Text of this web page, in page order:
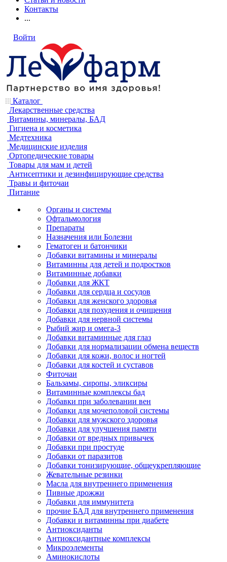
Контакты
...
Войти
Каталог
Лекарственные средства
Витамины, минералы, БАД
Гигиена и косметика
Медтехника
Медицинские изделия
Ортопедические товары
Товары для мам и детей
Антисептики и дезинфицирующие средства
Травы и фиточаи
Питание
Органы и системы
Офтальмология
Препараты
Назначения или Болезни
Гематоген и батончики
Добавки витамины и минералы
Витаминны для детей и подростков
Витаминные добавки
Добавки для ЖКТ
Добавки для сердца и сосудов
Добавки для женского здоровья
Добавки для похудения и очищения
Добавки для нервной системы
Рыбий жир и омега-3
Добавки витаминные для глаз
Добавки для нормализации обмена веществ
Добавки для кожи, волос и ногтей
Добавки для костей и суставов
Фиточаи
Бальзамы, сиропы, эликсиры
Витаминные комплексы бад
Добавки при заболевании вен
Добавки для мочеполовой системы
Добавки для мужского здоровья
Добавки для улучшения памяти
Добавки от вредных привычек
Добавки при простуде
Добавки от паразитов
Добавки тонизирующие, общеукрепляющие
Жевательные резинки
Масла для внутреннего применения
Пивные дрожжи
Добавки для иммунитета
прочие БАД для внутреннего применения
Добавки и витаминны при диабете
Антиоксиданты
Антиоксидантные комплексы
Микроэлементы
Аминокислоты